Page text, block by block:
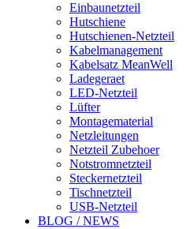
Einbaunetzteil
Hutschiene
Hutschienen-Netzteil
Kabelmanagement
Kabelsatz MeanWell
Ladegeraet
LED-Netzteil
Lüfter
Montagematerial
Netzleitungen
Netzteil Zubehoer
Notstromnetzteil
Steckernetzteil
Tischnetzteil
USB-Netzteil
BLOG / NEWS